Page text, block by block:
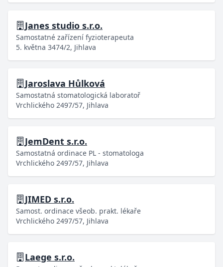
Janes studio s.r.o.
Samostatné zařízení fyzioterapeuta
5. května 3474/2, Jihlava
Jaroslava Hůlková
Samostatná stomatologická laboratoř
Vrchlického 2497/57, Jihlava
JemDent s.r.o.
Samostatná ordinace PL - stomatologa
Vrchlického 2497/57, Jihlava
JIMED s.r.o.
Samost. ordinace všeob. prakt. lékaře
Vrchlického 2497/57, Jihlava
Laege s.r.o.